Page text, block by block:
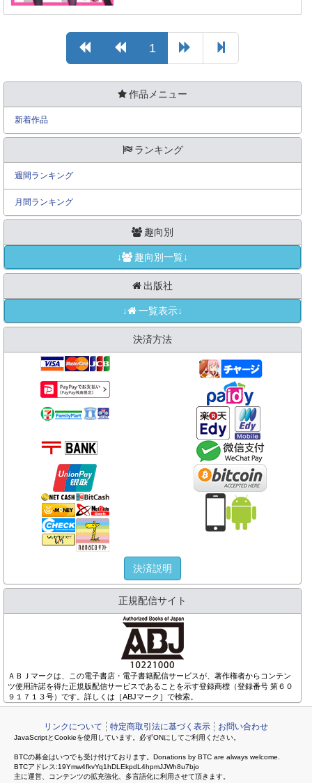
1
作品メニュー
新着作品
ランキング
週間ランキング
月間ランキング
趣向別
↓ 趣向別一覧↓
出版社
↓ 一覧表示↓
決済方法
決済説明
正規配信サイト
ＡＢＪマークは、この電子書店・電子書籍配信サービスが、著作権者からコンテン
ツ使用許諾を得た正規版配信サービスであることを示す登録商標（登録番号 第６０
９１７１３号）です。詳しくは［ABJマーク］で検索。
リンクについて 特定商取引法に基づく表示 お問い合わせ
JavaScriptとCookieを使用しています。必ずONにしてご利用ください。
BTCの募金はいつでも受け付けております。Donations by BTC are always welcome.
BTCアドレス:19Ymw4fkvYq1hDLEkpdL4hpmJJWh8u7bjo
主に運営、コンテンツの拡充強化、多言語化に利用させて頂きます。